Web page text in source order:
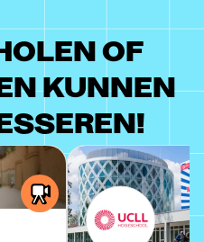
OF
KUNNEN